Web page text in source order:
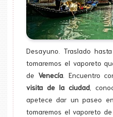
Desayuno. Traslado
tomaremos el vaporeto
de Venecía. Encuentro
visita de la ciudad ,
apetece dar un paseo
tomaremos el vaporeto